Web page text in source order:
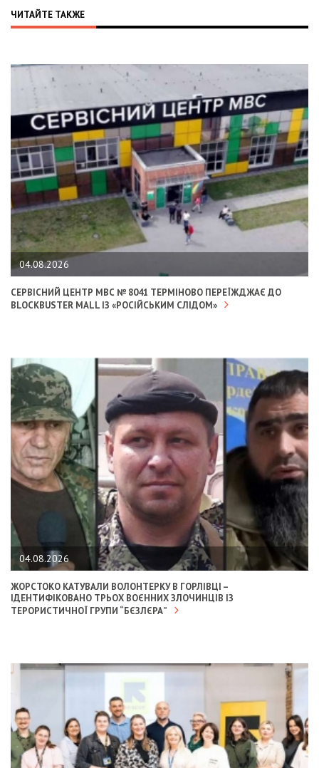
ЧИТАЙТЕ ТАКЖЕ
04.08.2026
СЕРВІСНИЙ ЦЕНТР МВС № 8041 ТЕРМІНОВО ПЕРЕЇЖДЖАЄ ДО
BLOCKBUSTER MALL ІЗ «РОСІЙСЬКИМ СЛІДОМ»
04.08.2026
ЖОРСТОКО КАТУВАЛИ ВОЛОНТЕРКУ В ГОРЛІВЦІ –
ІДЕНТИФІКОВАНО ТРЬОХ ВОЄННИХ ЗЛОЧИНЦІВ ІЗ
ТЕРОРИСТИЧНОЇ ГРУПИ “БЄЗЛЄРА”